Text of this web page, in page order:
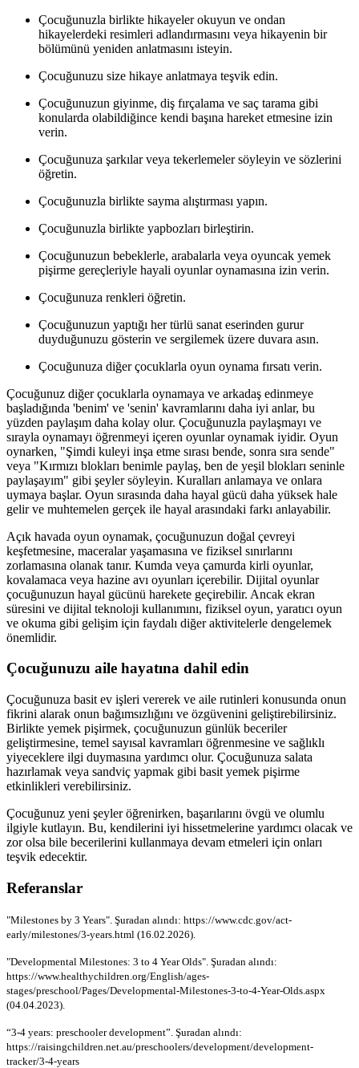
Çocuğunuzla birlikte hikayeler okuyun ve ondan
hikayelerdeki resimleri adlandırmasını veya hikayenin bir
bölümünü yeniden anlatmasını isteyin.
Çocuğunuzu size hikaye anlatmaya teşvik edin.
Çocuğunuzun giyinme, diş fırçalama ve saç tarama gibi
konularda olabildiğince kendi başına hareket etmesine izin
verin.
Çocuğunuza şarkılar veya tekerlemeler söyleyin ve sözlerini
öğretin.
Çocuğunuzla birlikte sayma alıştırması yapın.
Çocuğunuzla birlikte yapbozları birleştirin.
Çocuğunuzun bebeklerle, arabalarla veya oyuncak yemek
pişirme gereçleriyle hayali oyunlar oynamasına izin verin.
Çocuğunuza renkleri öğretin.
Çocuğunuzun yaptığı her türlü sanat eserinden gurur
duyduğunuzu gösterin ve sergilemek üzere duvara asın.
Çocuğunuza diğer çocuklarla oyun oynama fırsatı verin.
Çocuğunuz diğer çocuklarla oynamaya ve arkadaş edinmeye
başladığında 'benim' ve 'senin' kavramlarını daha iyi anlar, bu
yüzden paylaşım daha kolay olur. Çocuğunuzla paylaşmayı ve
sırayla oynamayı öğrenmeyi içeren oyunlar oynamak iyidir. Oyun
oynarken, "Şimdi kuleyi inşa etme sırası bende, sonra sıra sende"
veya "Kırmızı blokları benimle paylaş, ben de yeşil blokları seninle
paylaşayım" gibi şeyler söyleyin. Kuralları anlamaya ve onlara
uymaya başlar. Oyun sırasında daha hayal gücü daha yüksek hale
gelir ve muhtemelen gerçek ile hayal arasındaki farkı anlayabilir.
Açık havada oyun oynamak, çocuğunuzun doğal çevreyi
keşfetmesine, maceralar yaşamasına ve fiziksel sınırlarını
zorlamasına olanak tanır. Kumda veya çamurda kirli oyunlar,
kovalamaca veya hazine avı oyunları içerebilir. Dijital oyunlar
çocuğunuzun hayal gücünü harekete geçirebilir. Ancak ekran
süresini ve dijital teknoloji kullanımını, fiziksel oyun, yaratıcı oyun
ve okuma gibi gelişim için faydalı diğer aktivitelerle dengelemek
önemlidir.
Çocuğunuzu aile hayatına dahil edin
Çocuğunuza basit ev işleri vererek ve aile rutinleri konusunda onun
fikrini alarak onun bağımsızlığını ve özgüvenini geliştirebilirsiniz.
Birlikte yemek pişirmek, çocuğunuzun günlük beceriler
geliştirmesine, temel sayısal kavramları öğrenmesine ve sağlıklı
yiyeceklere ilgi duymasına yardımcı olur. Çocuğunuza salata
hazırlamak veya sandviç yapmak gibi basit yemek pişirme
etkinlikleri verebilirsiniz.
Çocuğunuz yeni şeyler öğrenirken, başarılarını övgü ve olumlu
ilgiyle kutlayın. Bu, kendilerini iyi hissetmelerine yardımcı olacak ve
zor olsa bile becerilerini kullanmaya devam etmeleri için onları
teşvik edecektir.
Referanslar
"Milestones by 3 Years". Şuradan alındı: https://www.cdc.gov/act-
early/milestones/3-years.html (16.02.2026).
"Developmental Milestones: 3 to 4 Year Olds". Şuradan alındı:
https://www.healthychildren.org/English/ages-
stages/preschool/Pages/Developmental-Milestones-3-to-4-Year-Olds.aspx
(04.04.2023).
“3-4 years: preschooler development”. Şuradan alındı:
https://raisingchildren.net.au/preschoolers/development/development-
tracker/3-4-years